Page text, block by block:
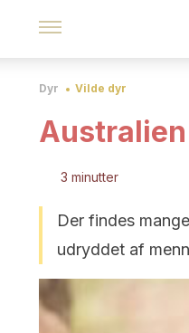
Dyr Vilde dyr
3 minutter
Der findes
udryddet af